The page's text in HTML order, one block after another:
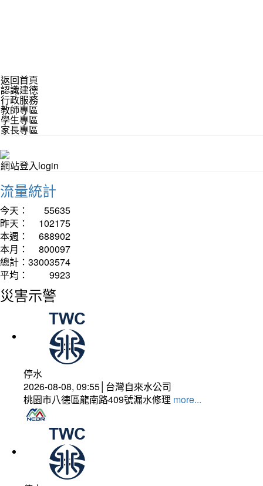
返回首頁
認識建德
行政服務
教師專區
學生專區
家長專區
網站登入login
流量統計
今天：
55635
昨天：
102175
本週：
688902
本月：
800097
總計： 33003574
平均：
9923
災害示警
停水
2026-08-08, 09:55│台灣自來水公司
桃園市八德區龍南路409號漏水修理 more...